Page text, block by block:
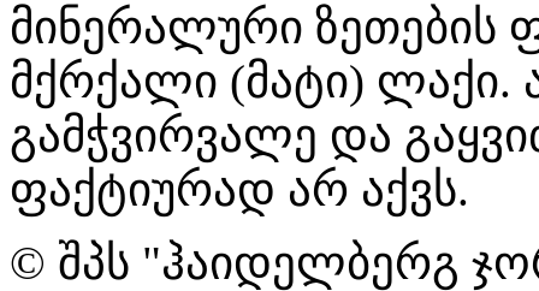
მინერალური ზეთების
მქრქალი (მატი) ლაქი.
გამჭვირვალე და
ფაქტიურად არ აქვს.
© შპს "ჰაიდელბერგ